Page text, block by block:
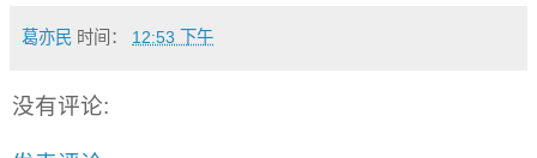
葛亦民 时间： 12:53 下午
没有评论: